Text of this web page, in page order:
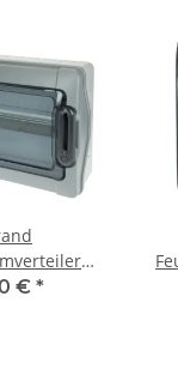
x 18 TE
€ *